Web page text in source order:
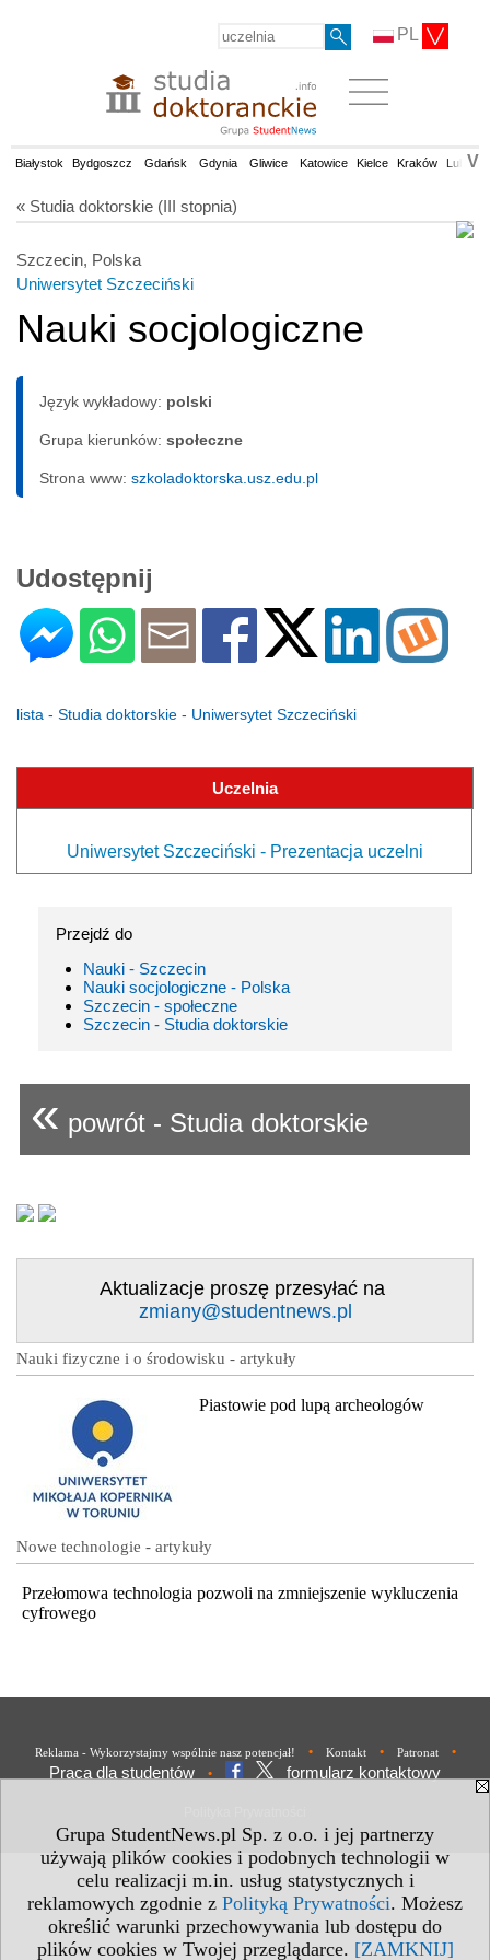
Grupa StudentNews.pl Sp. z o.o. i jej partnerzy
używają plików cookies i podobnych technologii w
celu realizacji m.in. usług statystycznych i
reklamowych zgodnie z Polityką Prywatności. Możesz
określić warunki przechowywania lub dostępu do
plików cookies w Twojej przeglądarce. [ZAMKNIJ]
PL
Białystok Bydgoszcz Gdańsk Gdynia Gliwice Katowice Kielce Kraków Lublin
V
« Studia doktorskie (III stopnia)
Szczecin, Polska
Uniwersytet Szczeciński
Nauki socjologiczne
Język wykładowy: polski
Grupa kierunków: społeczne
Strona www: szkoladoktorska.usz.edu.pl
Udostępnij
lista - Studia doktorskie - Uniwersytet Szczeciński
Uczelnia
Uniwersytet Szczeciński - Prezentacja uczelni
Przejdź do
Nauki - Szczecin
Nauki socjologiczne - Polska
Szczecin - społeczne
Szczecin - Studia doktorskie
« powrót - Studia doktorskie
Aktualizacje proszę przesyłać na
zmiany@studentnews.pl
Nauki fizyczne i o środowisku - artykuły
Piastowie pod lupą archeologów
Nowe technologie - artykuły
Przełomowa technologia pozwoli na zmniejszenie wykluczenia
cyfrowego
Reklama - Wykorzystajmy wspólnie nasz potencjał! • Kontakt • Patronat •
Praca dla studentów • formularz kontaktowy